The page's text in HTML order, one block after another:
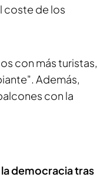
coste de los
con más turistas,
Además,
con la
democracia tras